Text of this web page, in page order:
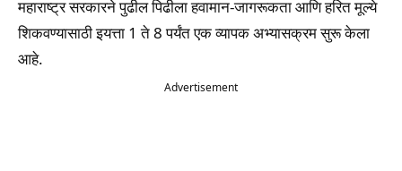
महाराष्ट्र सरकारने पुढील पिढीला हवामान-जागरूकता आणि हरित मूल्ये
शिकवण्यासाठी इयत्ता 1 ते 8 पर्यंत एक व्यापक अभ्यासक्रम सुरू केला
आहे.
Advertisement